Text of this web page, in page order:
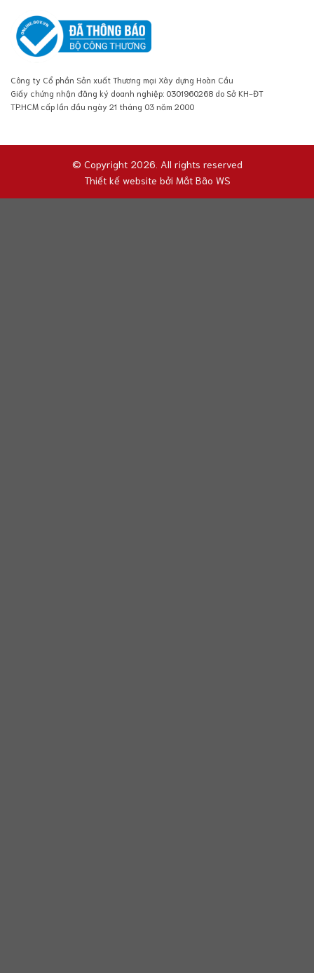
Công ty Cổ phần Sản xuất Thương mại Xây dựng Hoàn Cầu
Giấy chứng nhận đăng ký doanh nghiệp: 0301960268 do Sở KH-ĐT
TP.HCM cấp lần đầu ngày 21 tháng 03 năm 2000
© Copyright 2026. All rights reserved
Thiết kế website bởi Mắt Bão WS